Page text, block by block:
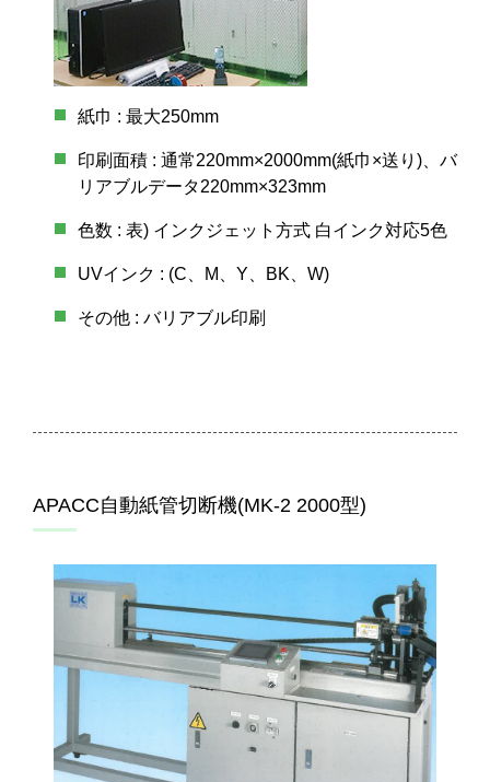
紙巾 : 最大250mm
印刷面積 : 通常220mm×2000mm(紙巾×送り)、バ
リアブルデータ220mm×323mm
色数 : 表) インクジェット方式 白インク対応5色
UVインク : (C、M、Y、BK、W)
その他 : バリアブル印刷
APACC自動紙管切断機(MK-2 2000型)